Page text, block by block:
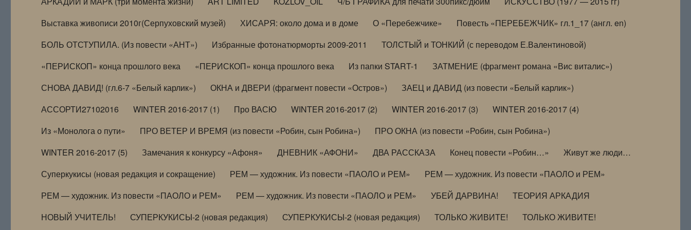
Выставка живописи 2010г(Серпуховский музей)
ХИСАРЯ: около дома и в доме О «Перебежчике»
Повесть «ПЕРЕБЕЖЧИК» гл.1_17 (англ. en)
БОЛЬ ОТСТУПИЛА. (Из повести «АНТ»)
Избранные фотонатюрморты 2009-2011
ТОЛСТЫЙ и ТОНКИЙ (с переводом Е.Валентиновой)
«ПЕРИСКОП» конца прошлого века
«ПЕРИСКОП» конца прошлого века Из папки START-1
ЗАТМЕНИЕ (фрагмент романа «Вис виталис»)
СНОВА ДАВИД! (гл.6-7 «Белый карлик»)
ОКНА и ДВЕРИ (фрагмент повести «Остров»)
ЗАЕЦ и ДАВИД (из повести «Белый карлик»)
АССОРТИ27102016
WINTER 2016-2017 (1) Про ВАСЮ WINTER 2016-2017 (2) WINTER 2016-2017 (3)
WINTER 2016-2017 (4)
Из «Монолога о пути»
ПРО ВЕТЕР И ВРЕМЯ (из повести «Робин, сын Робина»)
ПРО ОКНА (из повести «Робин, сын Робина»)
WINTER 2016-2017 (5)
Замечания к конкурсу «Афоня» ДНЕВНИК «АФОНИ» ДВА РАССКАЗА Конец повести «Робин…»
Живут же люди…
Суперкукисы (новая редакция и сокращение)
РЕМ — художник. Из повести «ПАОЛО и РЕМ»
РЕМ — художник. Из повести «ПАОЛО и РЕМ»
РЕМ — художник. Из повести «ПАОЛО и РЕМ»
РЕМ — художник. Из повести «ПАОЛО и РЕМ» УБЕЙ ДАРВИНА!
ТЕОРИЯ АРКАДИЯ
НОВЫЙ УЧИТЕЛЬ!
СУПЕРКУКИСЫ-2 (новая редакция) СУПЕРКУКИСЫ-2 (новая редакция) ТОЛЬКО ЖИВИТЕ! ТОЛЬКО ЖИВИТЕ!